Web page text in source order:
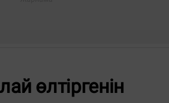
өлтіргенін